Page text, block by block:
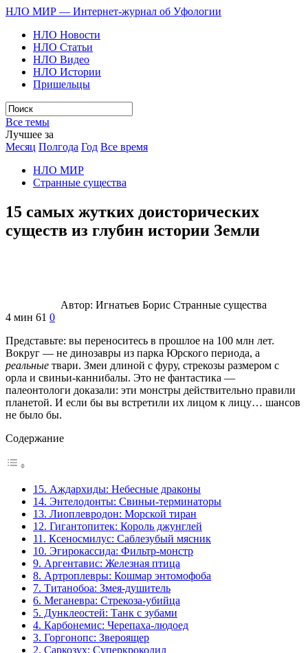
НЛО МИР — Интернет-журнал об Уфологии
НЛО Новости
НЛО Статьи
НЛО Видео
НЛО Истории
Пришельцы
Все темы
Лучшее за
Месяц Полгода Год Все время
НЛО МИР
Странные существа
15 самых жутких доисторических
существ из глубин истории Земли
Автор: Игнатьев Борис Странные существа
4 мин 61 0
Представьте: вы переноситесь в прошлое на 100 млн лет.
Вокруг — не динозавры из парка Юрского периода, а
реальные твари. Змеи длиной с фуру, стрекозы размером с
орла и свиньи-каннибалы. Это не фантастика —
палеонтологи доказали: эти монстры действительно правили
планетой. И если бы вы встретили их лицом к лицу… шансов
не было бы.
Содержание
15. Аждархиды: Небесные драконы
14. Энтелодонты: Свиньи-терминаторы
13. Лиоплевродон: Морской тиран
12. Гигантопитек: Король джунглей
11. Ксеносмилус: Саблезубый мясник
10. Эгирокассида: Фильтр-монстр
9. Аргентавис: Железная птица
8. Артроплевры: Кошмар энтомофоба
7. Титанобоа: Змея-душитель
6. Меганевра: Стрекоза-убийца
5. Дунклеостей: Танк с зубами
4. Карбонемис: Черепаха-людоед
3. Горгонопс: Звероящер
2. Саркозух: Суперкрокодил